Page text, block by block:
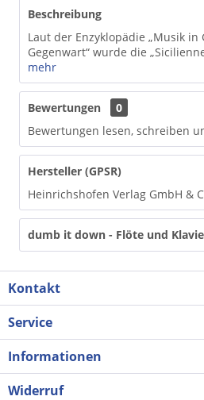
Beschreibung
Laut der Enzyklopädie „Musik in
Gegenwart“ wurde die
mehr
Bewertungen
0
Bewertungen lesen, schreiben
Hersteller (GPSR)
Heinrichshofen Verlag GmbH &
dumb it down - Flöte und
Kontakt
Service
Informationen
Widerruf